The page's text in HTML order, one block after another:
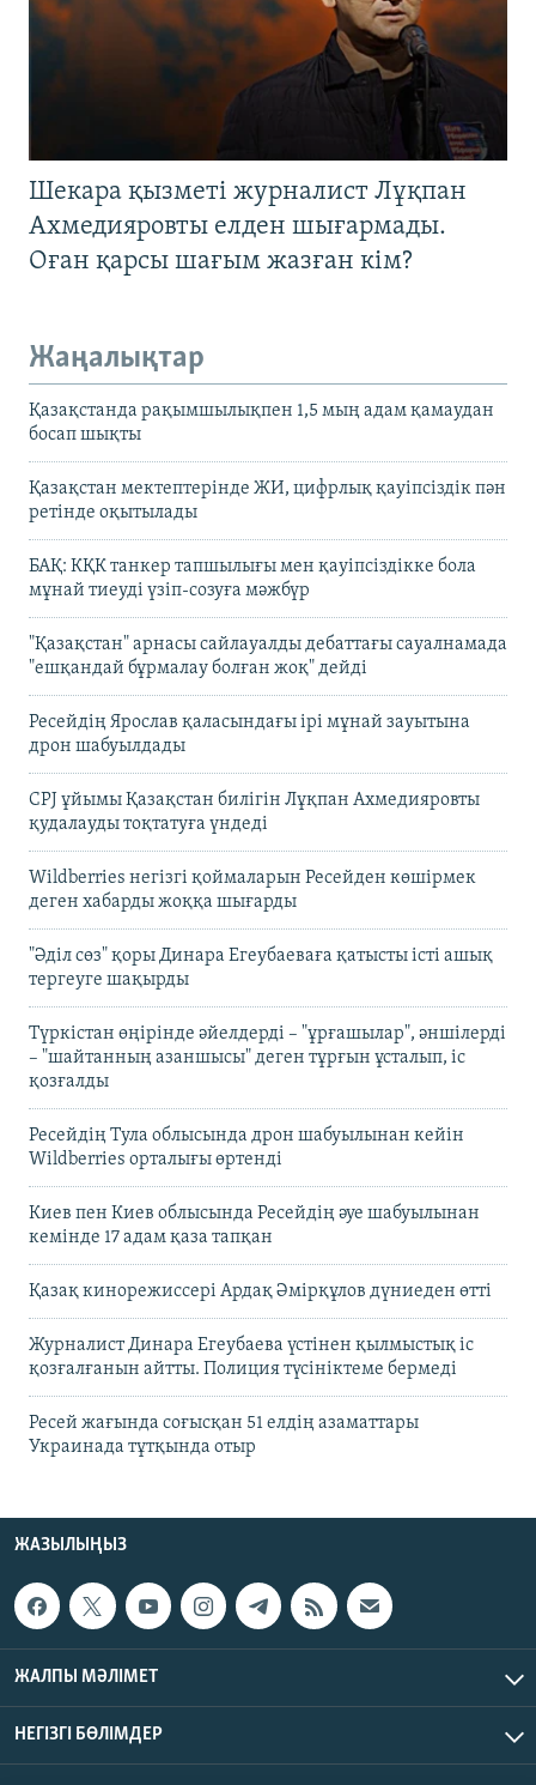
Шекара қызметі журналист Лұқпан
Ахмедияровты елден шығармады.
Оған қарсы шағым жазған кім?
Жаңалықтар
Қазақстанда рақымшылықпен 1,5 мың адам қамаудан
босап шықты
Қазақстан мектептерінде ЖИ, цифрлық қауіпсіздік пән
ретінде оқытылады
БАҚ: КҚК танкер тапшылығы мен қауіпсіздікке бола
мұнай тиеуді үзіп-созуға мәжбүр
"Қазақстан" арнасы сайлауалды дебаттағы сауалнамада
"ешқандай бұрмалау болған жоқ" дейді
Ресейдің Ярослав қаласындағы ірі мұнай зауытына
дрон шабуылдады
CPJ ұйымы Қазақстан билігін Лұқпан Ахмедияровты
қудалауды тоқтатуға үндеді
Wildberries негізгі қоймаларын Ресейден көшірмек
деген хабарды жоққа шығарды
"Әділ сөз" қоры Динара Егеубаеваға қатысты істі ашық
тергеуге шақырды
Түркістан өңірінде әйелдерді – "ұрғашылар", әншілерді
– "шайтанның азаншысы" деген тұрғын ұсталып, іс
қозғалды
Ресейдің Тула облысында дрон шабуылынан кейін
Wildberries орталығы өртенді
Киев пен Киев облысында Ресейдің әуе шабуылынан
кемінде 17 адам қаза тапқан
Қазақ кинорежиссері Ардақ Әмірқұлов дүниеден өтті
Журналист Динара Егеубаева үстінен қылмыстық іс
қозғалғанын айтты. Полиция түсініктеме бермеді
Ресей жағында соғысқан 51 елдің азаматтары
Украинада тұтқында отыр
ЖАЗЫЛЫҢЫЗ
ЖАЛПЫ МӘЛІМЕТ
НЕГІЗГІ БӨЛІМДЕР